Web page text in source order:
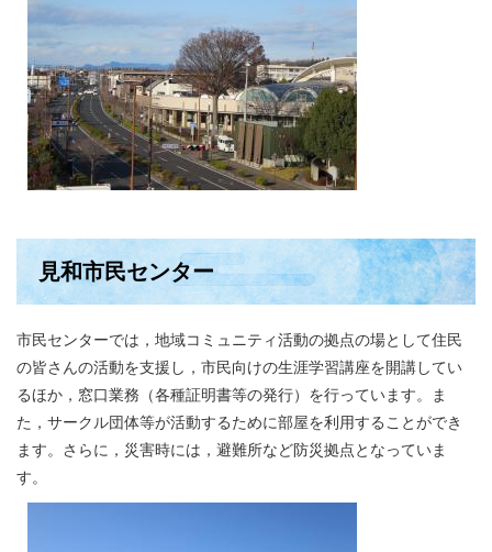
見和市民センター
市民センターでは，地域コミュニティ活動の拠点の場として住民
の皆さんの活動を支援し，市民向けの生涯学習講座を開講してい
るほか，窓口業務（各種証明書等の発行）を行っています。ま
た，サークル団体等が活動するために部屋を利用することができ
ます。さらに，災害時には，避難所など防災拠点となっていま
す。